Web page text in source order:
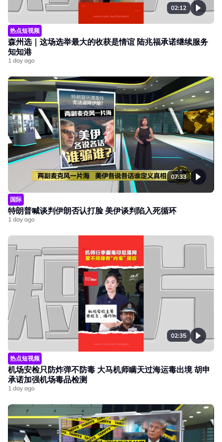
02:12
热点短视频
森州选｜这场选举最大的收获是情谊 陆兆福承诺继续服务
知知港
1 day ago
07:33
国际
特朗普喊谈判伊朗否认打脸 美伊谈判陷入死循环
1 day ago
02:35
热点短视频
机场安检只防炸弹不防毒 大马机师瞒天过海运毒出境 胡申
承诺加强机场毒品检测
1 day ago